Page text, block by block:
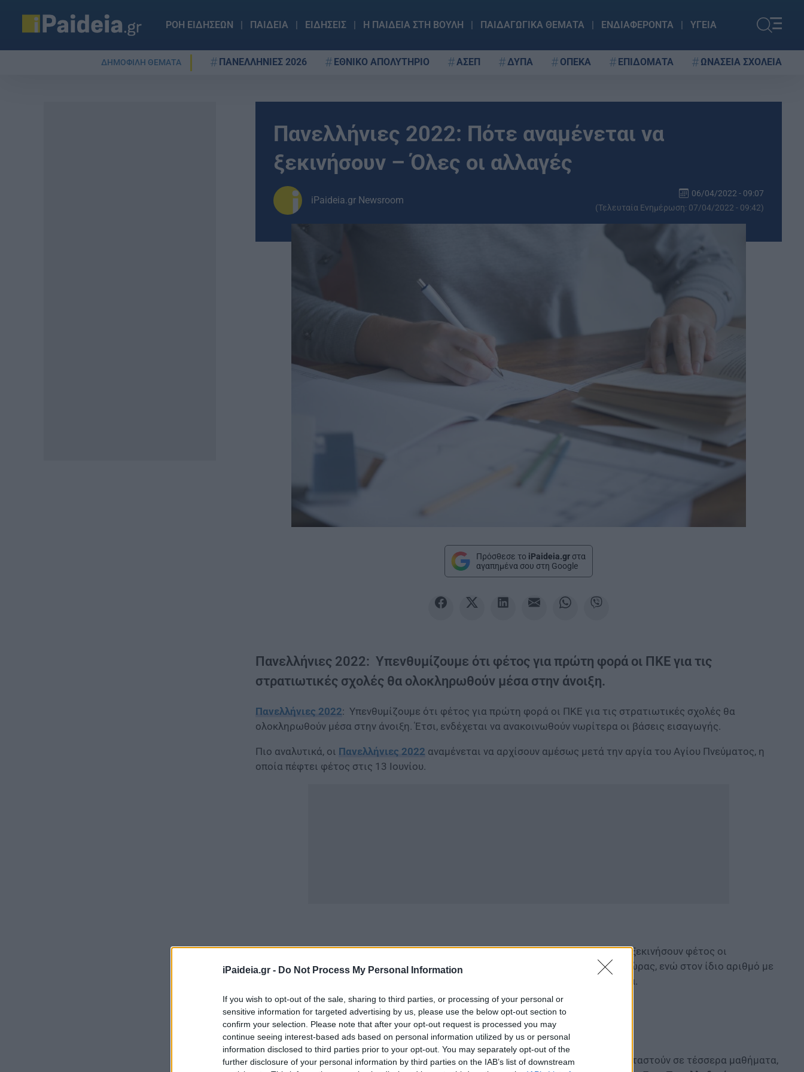
iPaideia.gr - Do Not Process My Personal Information
If you wish to opt-out of the sale, sharing to third parties, or processing of your personal or
sensitive information for targeted advertising by us, please use the below opt-out section to
confirm your selection. Please note that after your opt-out request is processed you may
continue seeing interest-based ads based on personal information utilized by us or personal
information disclosed to third parties prior to your opt-out. You may separately opt-out of the
further disclosure of your personal information by third parties on the IAB’s list of downstream
ΡΟΗ ΕΙΔΗΣΕΩΝ ΠΑΙΔΕΙΑ ΕΙΔΗΣΕΙΣ Η ΠΑΙΔΕΙΑ ΣΤΗ ΒΟΥΛΗ ΠΑΙΔΑΓΩΓΙΚΑ ΘΕΜΑΤΑ ΕΝΔΙΑΦΕΡΟΝΤΑ ΥΓΕΙΑ
ΔΗΜΟΦΙΛΗ ΘΕΜΑΤΑ ΠΑΝΕΛΛΗΝΙΕΣ 2026 ΕΘΝΙΚΟ ΑΠΟΛΥΤΗΡΙΟ ΑΣΕΠ ΔΥΠΑ ΟΠΕΚΑ ΕΠΙΔΟΜΑΤΑ ΩΝΑΣΕΙΑ ΣΧΟΛΕΙΑ
Πανελλήνιες 2022: Πότε αναμένεται να
ξεκινήσουν – Όλες οι αλλαγές
iPaideia.gr Newsroom
06/04/2022 - 09:07
(Τελευταία Ενημέρωση: 07/04/2022 - 09:42)
Πρόσθεσε το iPaideia.gr στα
αγαπημένα σου στη Google
Πανελλήνιες 2022: Υπενθυμίζουμε ότι φέτος για πρώτη φορά οι ΠΚΕ για τις
στρατιωτικές σχολές θα ολοκληρωθούν μέσα στην άνοιξη.
Πανελλήνιες 2022: Υπενθυμίζουμε ότι φέτος για πρώτη φορά οι ΠΚΕ για τις στρατιωτικές σχολές θα
ολοκληρωθούν μέσα στην άνοιξη. Έτσι, ενδέχεται να ανακοινωθούν νωρίτερα οι βάσεις εισαγωγής.
Πιο αναλυτικά, οι Πανελλήνιες 2022 αναμένεται να αρχίσουν αμέσως μετά την αργία του Αγίου Πνεύματος, η
οποία πέφτει φέτος στις 13 Ιουνίου.
Έτσι, λοιπόν, στις 14 Ιουνίου (Τρίτη) ή 15 Ιουνίου (Τετάρτη) 2022, αναμένεται να ξεκινήσουν φέτος οι
Πανελλήνιες 2022για την εισαγωγή στα ανώτατα εκπαιδευτικά Ιδρύματα της χώρας, ενώ στον ίδιο αριθμό με
τον περυσινό αναμένεται να είναι και οι θέσεις των εισακτέων στα πανεπιστήμια.
Οι αλλαγές στις φετινέςΠανελλήνιες 2022είναι οι εξής:
1. Λατινικά αντί Κοινωνιολογίας
Οι υποψήφιοι, ανάλογα την Ομάδα Προσανατολισμού στην οποία ανήκουν, θα εξεταστούν σε τέσσερα μαθήματα,